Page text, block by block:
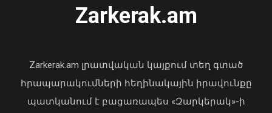
Ուկրաինայի Գերագույն Ռադայի
նախագահը շնորհավորել է ՀՀ ԱԺ
Zarkerak.am
Zarkerak.am լրատվական կայքում տեղ գտած
հրապարակումների հեղինակային իրավունքը
պատկանում է բացառապես «Զարկերակ»-ի